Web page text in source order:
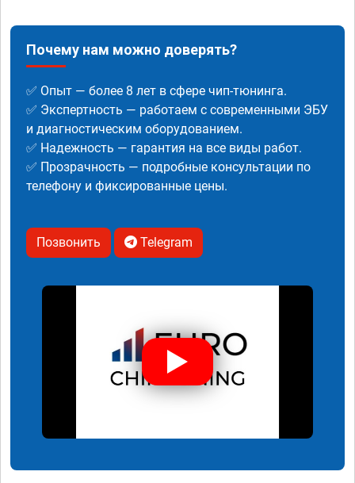
Почему нам можно доверять?
✅ Опыт — более 8 лет в сфере чип-тюнинга.
✅ Экспертность — работаем с современными ЭБУ
и диагностическим оборудованием.
✅ Надежность — гарантия на все виды работ.
✅ Прозрачность — подробные консультации по
телефону и фиксированные цены.
Позвонить Telegram